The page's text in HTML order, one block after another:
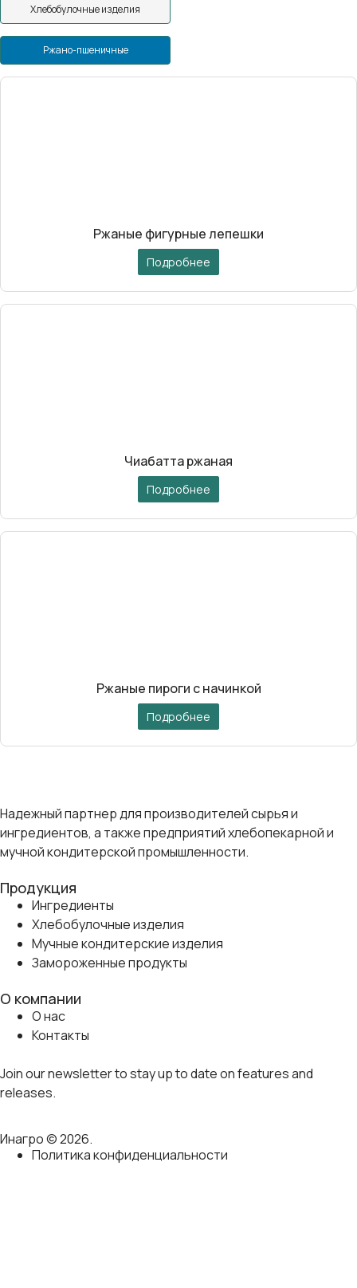
Хлебобулочные изделия
Ржано-пшеничные
Ржаные фигурные лепешки
Подробнее
Чиабатта ржаная
Подробнее
Ржаные пироги с начинкой
Подробнее
Надежный партнер для производителей сырья и
ингредиентов, а также предприятий хлебопекарной и
мучной кондитерской промышленности.
Продукция
Ингредиенты
Хлебобулочные изделия
Мучные кондитерские изделия
Замороженные продукты
О компании
О нас
Контакты
Join our newsletter to stay up to date on features and
releases.
Инагро © 2026.
Политика конфиденциальности